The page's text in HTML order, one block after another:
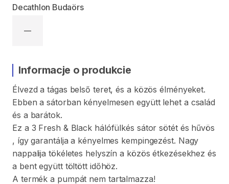
Decathlon Budaörs
—
Informacje o produkcie
Élvezd a tágas belső teret​,​ és a közös élményeket.
Ebben a sátorban kényelmesen együtt lehet a család
és a barátok.
Ez a 3 Fresh & Black hálófülkés sátor sötét és hűvös
,​ így garantálja a kényelmes kempingezést. Nagy
nappalija tökéletes helyszín a közös étkezésekhez és
a bent együtt töltött időhöz.
A termék a pumpát nem tartalmazza!